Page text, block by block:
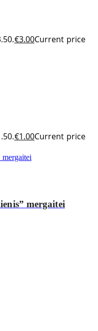
€3.00Current price
€1.00Current price
mergaitei